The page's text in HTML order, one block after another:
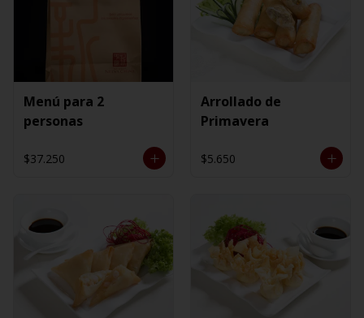
Menú para 2
personas
$37.250
Arrollado de
Primavera
$5.650